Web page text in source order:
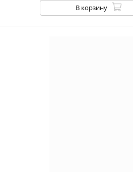
ШляпаВ корзину